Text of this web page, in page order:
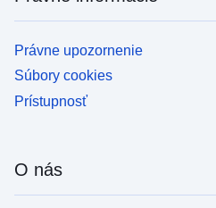
Právne upozornenie
Súbory cookies
Prístupnosť
O nás